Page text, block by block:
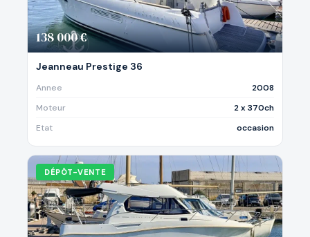
138 000 €
Jeanneau Prestige 36
Annee
2008
Moteur
2 x 370ch
Etat
occasion
DÉPÔT-VENTE